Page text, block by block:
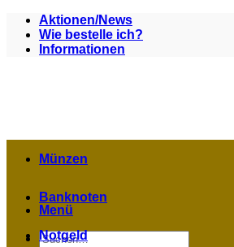
Zum
Inhalt
springen
Aktionen/News
Wie bestelle ich?
Informationen
Menü
Suchen
Münzen
Banknoten
Notgeld